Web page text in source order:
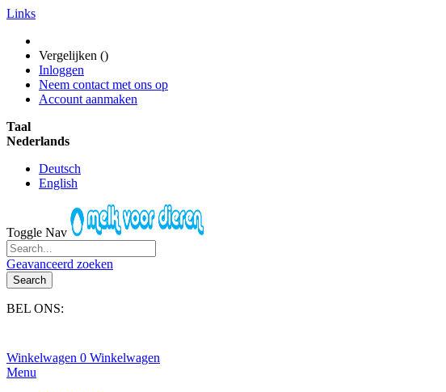
Links
Vergelijken ()
Inloggen
Neem contact met ons op
Account aanmaken
Taal
Nederlands
Deutsch
English
Toggle Nav
Geavanceerd zoeken
Search
BEL ONS:
Winkelwagen 0 Winkelwagen
Menu